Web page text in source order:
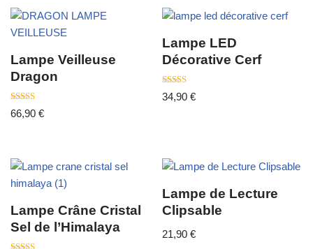
Lampe Veilleuse
Dragon
Note
3.50
66,90 €
Lampe LED
Décorative Cerf
Note
4.00
34,90€
Lampe Crâne Cristal
Sel de l’Himalaya
Lampe de Lecture
Clipsable
21,90€